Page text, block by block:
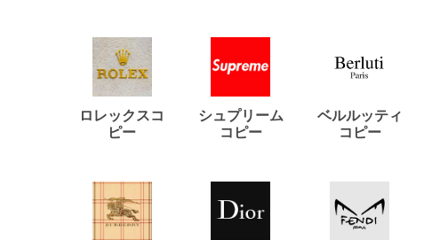
ロレックスコ
ピー
シュプリーム
コピー
ベルルッティ
コピー